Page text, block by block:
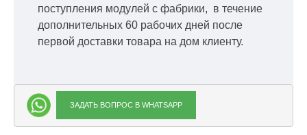
поступления модулей с фабрики, в течение
дополнительных 60 рабочих дней после
первой доставки товара на дом клиенту.
ЗАДАТЬ ВОПРОС В WHATSAPP